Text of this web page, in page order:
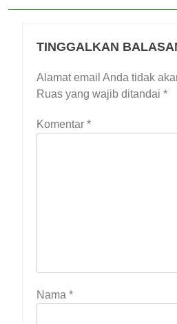
TINGGALKAN
Alamat email Anda tidak
Ruas yang wajib ditandai *
Komentar *
Nama *